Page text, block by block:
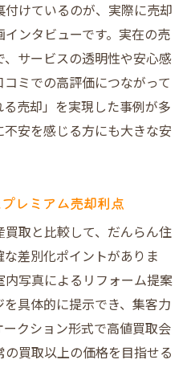
けているのが、実際に売却
ンタビューです。実在の売
サービスの透明性や安心感
ミでの高評価につながって
売却」を実現した事例が多
安を感じる方にも大きな安
レミアム売却利点
取と比較して、だんらん住
差別化ポイントがありま
内写真によるリフォーム提案
具体的に提示でき、集客力
クション形式で高値買取会
買取以上の価格を目指せる